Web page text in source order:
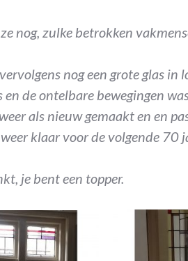
nog, zulke betrokken
nog een grote glas
de ontelbare bewegingen
als nieuw gemaakt en en
klaar voor de volgende 70
je bent een topper.